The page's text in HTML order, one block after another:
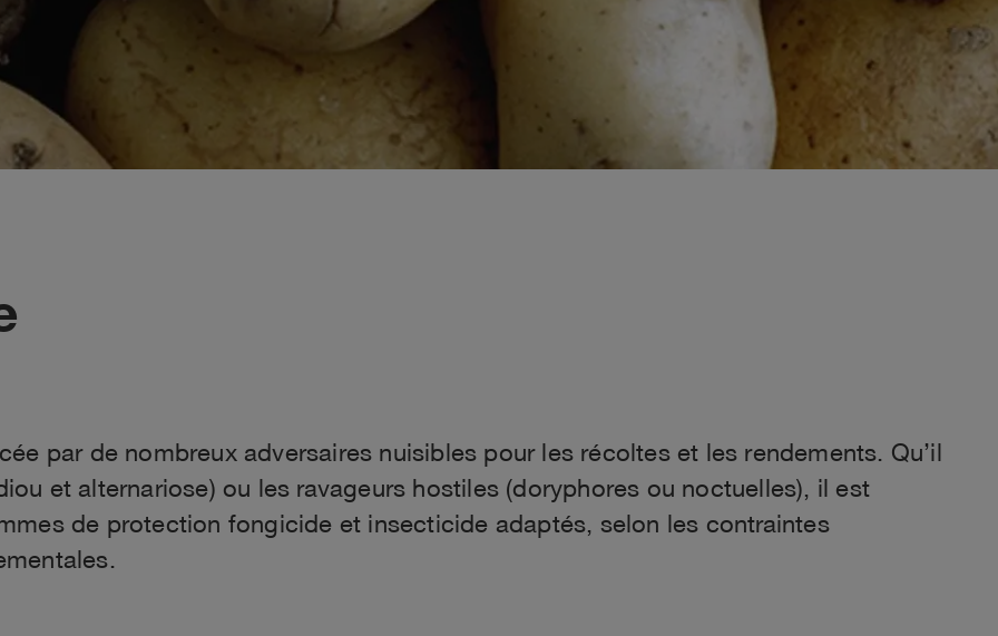
par de nombreux adversaires nuisibles pour les récoltes et les rendements. Qu’il
et alternariose) ou les ravageurs hostiles (doryphores ou noctuelles), il est
de protection fongicide et insecticide adaptés, selon les contraintes